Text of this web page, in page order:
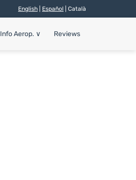
English Español | Català
Info Aerop. ∨ Reviews